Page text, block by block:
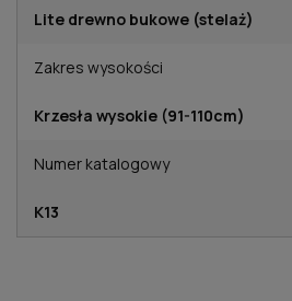
Lite drewno bukowe (stelaż)
Zakres wysokości
Krzesła wysokie (91-110cm)
Numer katalogowy
K13